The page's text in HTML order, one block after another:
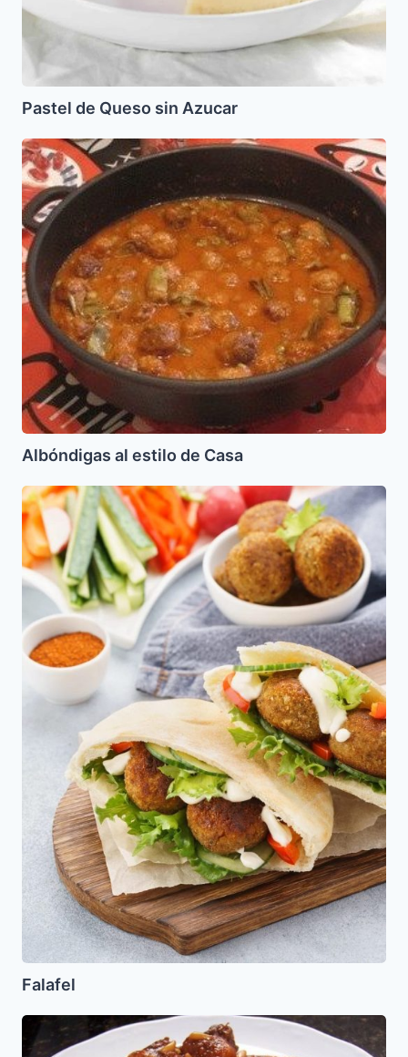
Pastel de Queso sin Azucar
Albóndigas
al
estilo
de
Casa
Albóndigas al estilo de Casa
Falafel
Falafel
Pollo
Horneado